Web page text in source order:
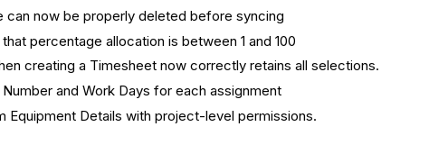
now be properly deleted before syncing
percentage allocation is between 1 and 100
creating a Timesheet now correctly retains all selections.
and Work Days for each assignment
Details with project-level permissions.